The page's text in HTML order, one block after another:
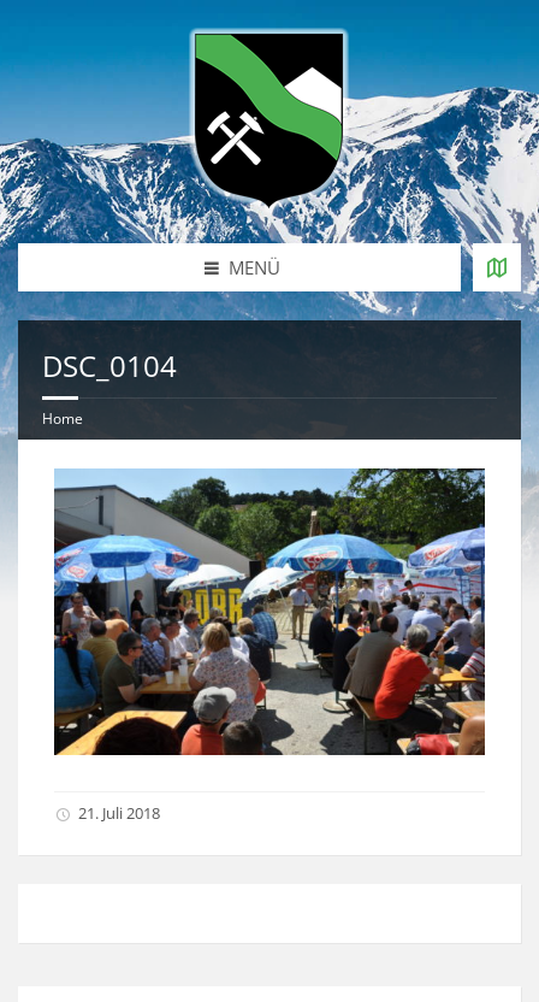
MENÜ
DSC_0104
Home
21. Juli 2018